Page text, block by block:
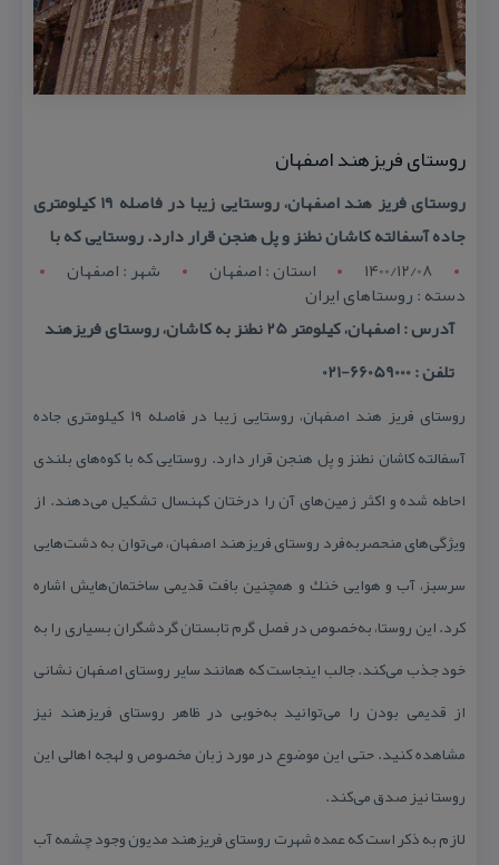
روستای فریزهند اصفهان
روستای فریز هند اصفهان، روستایی زیبا در فاصله ۱۹ كیلومتری
جاده آسفالته كاشان نطنز و پل هنجن قرار دارد. روستایی كه با
1400/12/08
استان : اصفهان شهر : اصفهان
دسته : روستاهای ایران
آدرس : اصفهان، كیلومتر 25 نطنز به كاشان، روستای فریزهند
تلفن : 66059000-021
روستای فریز هند اصفهان، روستایی زیبا در فاصله ۱۹ كیلومتری جاده
آسفالته كاشان نطنز و پل هنجن قرار دارد. روستایی كه با كوه‌های بلندی
احاطه شده و اكثر زمین‌های آن را درختان كهنسال تشكیل می‌دهند. از
ویژگی‌های منحصربه‌فرد روستای فریزهند اصفهان، می‌توان به دشت‌هایی
سرسبز، آب و هوایی خنك و همچنین بافت قدیمی ساختمان‌هایش اشاره
كرد. این روستا، به‌خصوص در فصل گرم تابستان گردشگران بسیاری را به
خود جذب می‌كند. جالب اینجاست كه همانند سایر روستای اصفهان نشانی
از قدیمی بودن را می‌توانید به‌خوبی در ظاهر روستای فریزهند نیز
مشاهده كنید. حتی این موضوع در مورد زبان مخصوص و لهجه اهالی این
روستا نیز صدق می‌كند.
لازم به ذكر است كه عمده شهرت روستای فریزهند مدیون وجود چشمه آب